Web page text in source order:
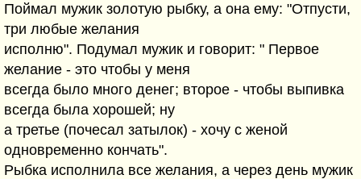
Поймал мужик золотую рыбку, а она ему: "Отпусти,
три любые желания
исполню". Подумал мужик и говорит: " Первое
желание - это чтобы у меня
всегда было много денег; второе - чтобы выпивка
всегда была хорошей; ну
а третье (почесал затылок) - хочу с женой
одновременно кончать".
Рыбка исполнила все желания, а через день мужик